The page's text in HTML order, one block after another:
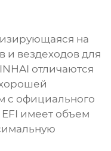
на
и вездеходов для
отличаются
с официального
имеет объем